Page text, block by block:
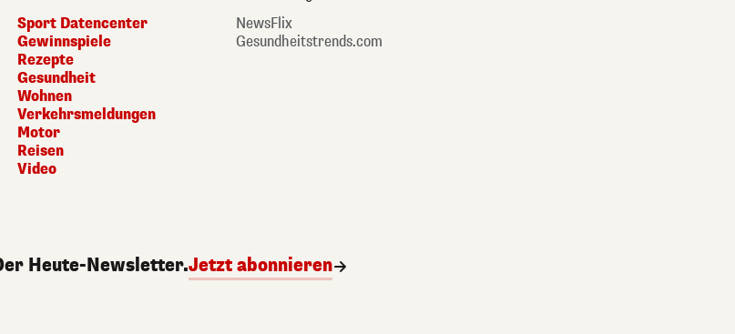
Sport Datencenter
Gewinnspiele
Rezepte
Gesundheit
Wohnen
Verkehrsmeldungen
Motor
Reisen
Video
NewsFlix
Gesundheitstrends.com
Heute-Newsletter.Jetzt abonnieren